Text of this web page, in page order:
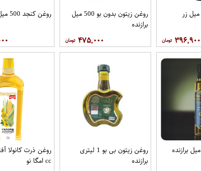
۳۹۶,۹۰۰
روغن زیتون بدون بو 500 میل
برازنده
۴۷۵,۰۰۰
روغن کنجد 500 میل برازنده
روغن زیتون بی بو 1 لیتری
برازنده
cc امگا نو